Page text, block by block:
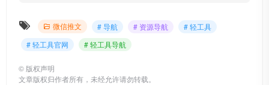
微信推文 # 导航 # 资源导航
# 轻工具
# 轻工具官网
# 轻工具导航
© 版权声明
文章版权归作者所有，未经允许请勿转载。